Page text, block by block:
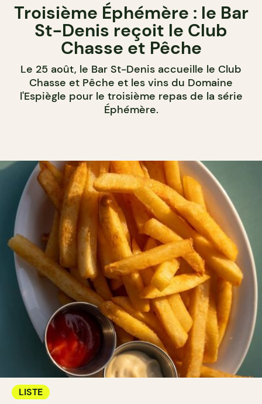
Troisième Éphémère : le Bar
St-Denis reçoit le Club
Chasse et Pêche
Le 25 août, le Bar St-Denis accueille le Club
Chasse et Pêche et les vins du Domaine
l'Espiègle pour le troisième repas de la série
Éphémère.
LISTE